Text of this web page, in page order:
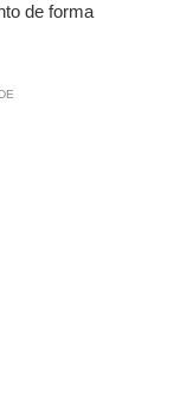
de forma